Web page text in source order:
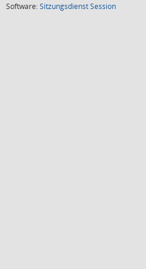
Software:SitzungsdienstSession(Wird in